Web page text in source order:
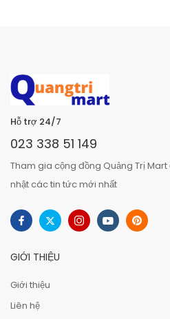
Hỗ trợ 24/7
023 338 51 149
Tham gia cộng đồng Quảng Trị Mart
nhật các tin tức mới nhất
GIỚI THIỆU
Giới thiệu
Liên hệ